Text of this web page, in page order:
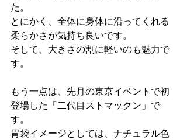
た。
とにかく、全体に身体に沿ってくれる
柔らかさが気持ち良いです。
そして、大きさの割に軽いのも魅力で
す。
もう一点は、先月の東京イベントで初
登場した「二代目ストマックン」で
す。
胃袋イメージとしては、ナチュラル色